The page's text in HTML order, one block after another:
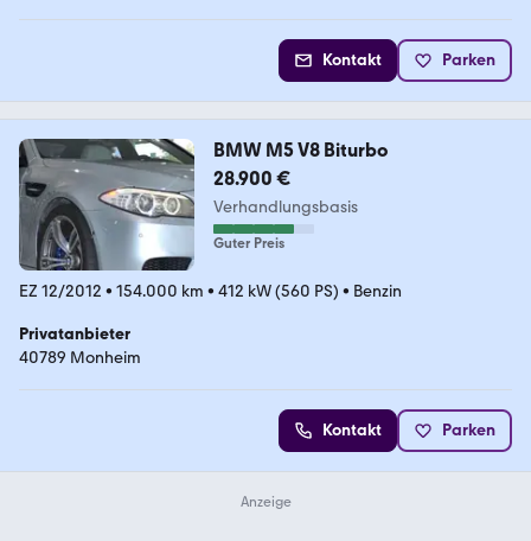
Kontakt Parken
BMW M5 V8 Biturbo
28.900 €
Verhandlungsbasis
Guter Preis
EZ 12/2012 • 154.000 km • 412 kW (560 PS) • Benzin
Privatanbieter
40789 Monheim
Kontakt Parken